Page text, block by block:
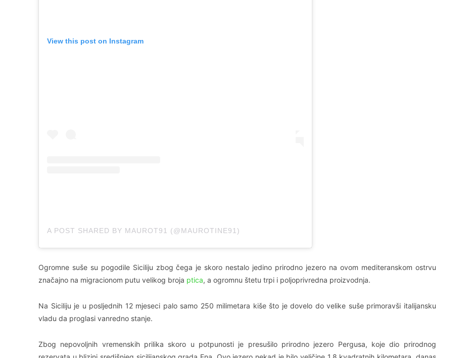
View this post on Instagram
A POST SHARED BY MAUROT91 (@MAUROTINE91)
Ogromne suše su pogodile Siciliju zbog čega je skoro nestalo jedino prirodno jezero na ovom mediteranskom ostrvu
značajno na migracionom putu velikog broja ptica, a ogromnu štetu trpi i poljoprivredna proizvodnja.
Na Siciliju je u posljednih 12 mjeseci palo samo 250 milimetara kiše što je dovelo do velike suše primoravši italijansku
vladu da proglasi vanredno stanje.
Zbog nepovoljnih vremenskih prilika skoro u potpunosti je presušilo prirodno jezero Pergusa, koje dio prirodnog